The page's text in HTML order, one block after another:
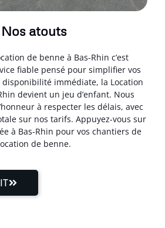
Nos atouts
de benne à Bas-Rhin c’est
fiable pensé pour simplifier vos
disponibilité immédiate, la Location
devient un jeu d’enfant. Nous
à respecter les délais, avec
sur nos tarifs. Appuyez-vous sur
à Bas-Rhin pour vos chantiers de
de benne.